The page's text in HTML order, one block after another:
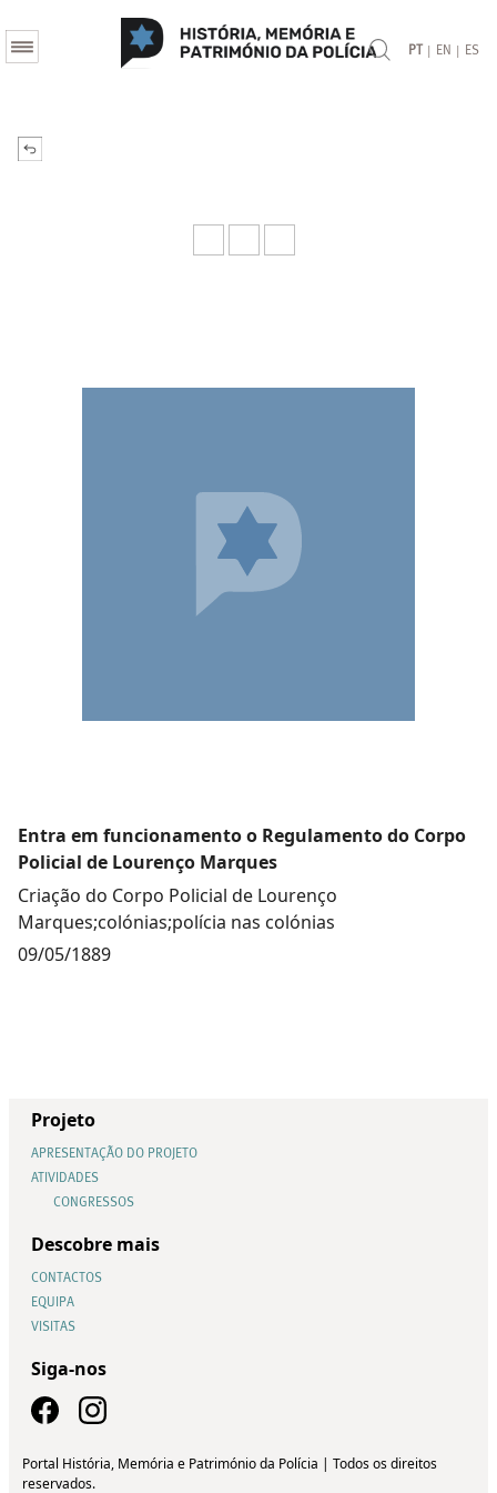
PT | EN | ES
Entra em funcionamento o Regulamento do Corpo
Policial de Lourenço Marques
Criação do Corpo Policial de Lourenço
Marques;colónias;polícia nas colónias
09/05/1889
Projeto
APRESENTAÇÃO DO PROJETO
ATIVIDADES
CONGRESSOS
Descobre mais
CONTACTOS
EQUIPA
VISITAS
Siga-nos
Portal História, Memória e Património da Polícia | Todos os direitos
reservados.